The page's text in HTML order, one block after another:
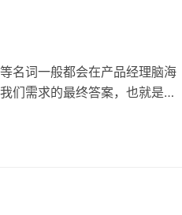
名词一般都会在产品经理脑海
们需求的最终答案，也就是可